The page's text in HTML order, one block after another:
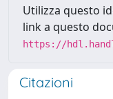
Utilizza questo
link a questo
https://
Citazioni